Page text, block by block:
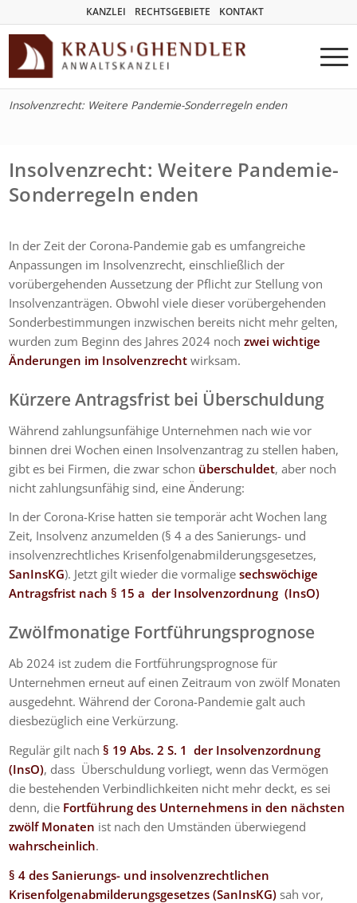
KANZLEI RECHTSGEBIETE KONTAKT
Insolvenzrecht: Weitere Pandemie-Sonderregeln enden
Insolvenzrecht: Weitere Pandemie-
Sonderregeln enden
In der Zeit der Corona-Pandemie gab es umfangreiche
Anpassungen im Insolvenzrecht, einschließlich der
vorübergehenden Aussetzung der Pflicht zur Stellung von
Insolvenzanträgen. Obwohl viele dieser vorübergehenden
Sonderbestimmungen inzwischen bereits nicht mehr gelten,
wurden zum Beginn des Jahres 2024 nochzwei wichtige
Änderungen im Insolvenzrecht wirksam.
Kürzere Antragsfrist bei Überschuldung
Während zahlungsunfähige Unternehmen nach wie vor
binnen drei Wochen einen Insolvenzantrag zu stellen haben,
gibt es bei Firmen, die zwar schon überschuldet, aber noch
nicht zahlungsunfähig sind, eine Änderung:
In der Corona-Krise hatten sie temporär acht Wochen lang
Zeit, Insolvenz anzumelden (§ 4 a desSanierungs- und
insolvenzrechtliches Krisenfolgenabmilderungsgesetzes,
SanInsKG). Jetzt gilt wieder die vormalige sechswöchige
Antragsfrist nach § 15 a der Insolvenzordnung (InsO)
Zwölfmonatige Fortführungsprognose
Ab 2024 ist zudem die Fortführungsprognose für
Unternehmen erneut auf einen Zeitraum von zwölf Monaten
ausgedehnt. Während der Corona-Pandemie galt auch
diesbezüglich eine Verkürzung.
Regulär gilt nach§ 19 Abs. 2 S. 1 der Insolvenzordnung
(InsO), dass Überschuldung vorliegt, wenn das Vermögen
die bestehenden Verbindlichkeiten nicht mehr deckt, es sei
denn, die Fortführung des Unternehmens in den nächsten
zwölf Monaten ist nach den Umständen überwiegend
wahrscheinlich.
§ 4 desSanierungs- und insolvenzrechtlichen
Krisenfolgenabmilderungsgesetzes (SanInsKG) sah vor,